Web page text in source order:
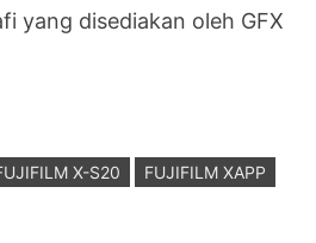
yang disediakan oleh GFX
X-S20 FUJIFILM XAPP